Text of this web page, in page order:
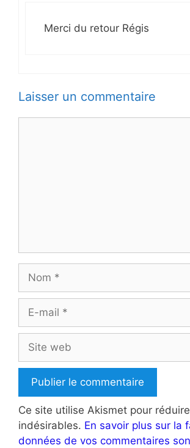
Merci du retour Régis
Laisser un commentaire
Nom
Site
web
Ce site utilise Akismet pour
indésirables. En savoir plus sur la
données de vos commentaires